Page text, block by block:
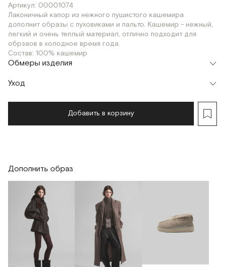
Артикул: 00001074
Лаконичный капор из нежного пушистого кашемира
дополнит образы с пуховиками и пальто. Кашемир - нежный,
легкий и очень теплый материал, отлично подходит для
обрзаов в холодное время года.
Состав: 100% кашемир
Обмеры изделия
Уход
Добавить в корзину
Дополнить образ